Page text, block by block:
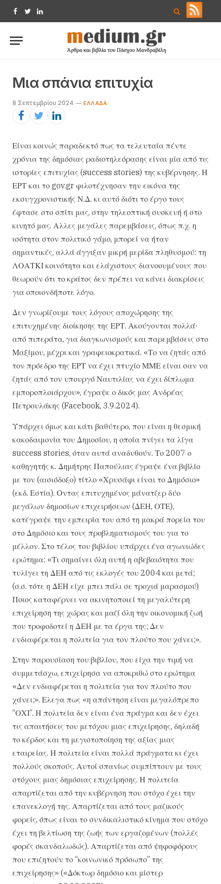
Facebook
TwitterLinkedIn
Μια σπάνια επιτυχία
8 Σεπτεμβρίου 2024 EΛΛΆΔΑ
Είναι κοινώς παραδεκτό πως τα τελευταία πέντε
χρόνια της δημόσιας ραδιοτηλεόρασης είναι μία από τις
ιστορίες επιτυχίας (success stories) της κυβέρνησης. Η
ΕΡΤ και το gov.gr φιλοτέχνησαν την εικόνα της
εκσυγχρονιστικής Ν.Δ. κι αυτό διότι το έργο τους
έφτασε στο σπίτι μας, στην τηλεοπτική συσκευή ή στο
κινητό μας. Αλλες μεγάλες παρεμβάσεις, όπως π.χ. η
ισότητα στον πολιτικό γάμο, μπορεί να ήταν
σημαντικές, αλλά άγγιξαν μικρή μερίδα πληθυσμού: τη
ΛΟΑΤΚΙ κοινότητα και ελάχιστους διανοουμένους που
θεωρούν ότι το κράτος δεν πρέπει να κάνει διακρίσεις
για οποιονδήποτε λόγο.
Δεν γνωρίζουμε τους λόγους αποχώρησης της
επιτυχημένης διοίκησης της ΕΡΤ. Ακούγονται πολλά·
από πιπεράτα, για διαγκωνισμούς και παρεμβάσεις στο
Μαξίμου, μέχρι και γραφειοκρατικά. «Το να ζητάς από
τον πρόεδρο της ΕΡΤ να έχει πτυχίο ΜΜΕ είναι σαν να
ζητάς από τον υπουργό Ναυτιλίας να έχει δίπλωμα
εμποροπλοιάρχου», έγραψε ο δικός μας Ανδρέας
Πετρουλάκης (Facebook, 3.9.2024).
Υπάρχει όμως και κάτι βαθύτερο, που είναι η θεσμική
κακοδαιμονία του Δημοσίου, η οποία πνίγει τα λίγα
success stories, όταν αυτά αναδυθούν. Το 2007 ο
καθηγητής κ. Δημήτρης Παπούλιας έγραψε ένα βιβλίο
με τον (αισιόδοξο) τίτλο «Χρυσάφι είναι το Δημόσιο»
(εκδ. Εστία). Οντας επιτυχημένος μάνατζερ δύο
μεγάλων δημοσίων επιχειρήσεων (ΔΕΗ, ΟΤΕ),
κατέγραψε την εμπειρία του από τη μακρά πορεία του
στο Δημόσιο και τους προβληματισμούς του για το
μέλλον. Στο τέλος του βιβλίου υπάρχει ένα αγωνιώδες
ερώτημα: «Τι σημαίνει όλη αυτή η αβεβαιότητα που
τυλίγει τη ΔΕΗ από τις εκλογές του 2004 και μετά;
(σ.σ. τότε η ΔΕΗ είχε μπει πάλι σε τροχιά μαρασμού)
Ποιος καταφέρνει να ακινητοποιεί τη μεγαλύτερη
επιχείρηση της χώρας και μαζί όλη την οικονομική ζωή
που τροφοδοτεί η ΔΕΗ με τα έργα της; Δεν
ενδιαφέρεται η πολιτεία για τον πλούτο που χάνει;».
Στην παρουσίαση του βιβλίου, που είχα την τιμή να
συμμετάσχω, επιχείρησα να αποκριθώ στο ερώτημα
«Δεν ενδιαφέρεται η πολιτεία για τον πλούτο που
χάνει;». Ελεγα πως «η απάντηση είναι μεγαλόπρεπο
“ΟΧΙ”. Η πολιτεία δεν είναι ένα πράγμα και δεν έχει
τις απαιτήσεις του μετόχου μιας επιχείρησης, δηλαδή
το κέρδος και τη μεγιστοποίηση της αξίας μιας
εταιρείας. Η πολιτεία είναι πολλά πράγματα κι έχει
πολλούς σκοπούς. Αυτοί σπανίως συμπίπτουν με τους
στόχους μιας δημόσιας επιχείρησης. Η πολιτεία
απαρτίζεται από την κυβέρνηση που στόχο έχει την
επανεκλογή της. Απαρτίζεται από τους μαζικούς
φορείς, όπως είναι το συνδικαλιστικό κίνημα που στόχο
έχει τη βελτίωση της ζωής των εργαζομένων (πολλές
φορές σκανδαλωδώς). Απαρτίζεται από ψηφοφόρους
που επιζητούν το “κοινωνικό πρόσωπο” της
επιχείρησης» («Δόκτωρ δημόσιο και μίστερ